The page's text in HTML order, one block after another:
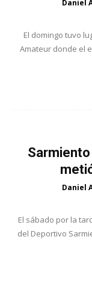
Daniel
El domingo tuvo
Amateur donde el
Daniel
El sábado por la
del Deportivo